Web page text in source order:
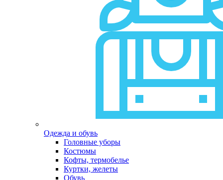
Одежда и обувь
Головные уборы
Костюмы
Кофты, термобелье
Куртки, желеты
Обувь